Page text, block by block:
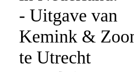
- Uitgave van
Kemink &
te Utrecht